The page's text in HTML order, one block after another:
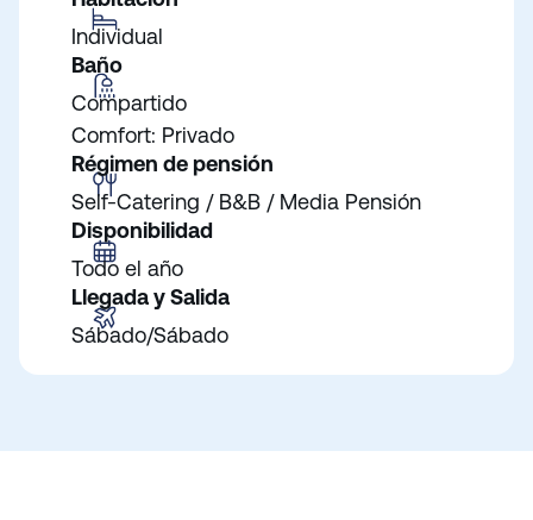
Individual
Baño
Compartido
Comfort: Privado
Régimen de pensión
Self-Catering / B&B / Media Pensión
Disponibilidad
Todo el año
Llegada y Salida
Sábado/Sábado